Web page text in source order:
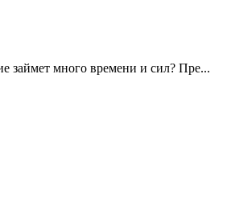
займет много времени и сил? Пре...